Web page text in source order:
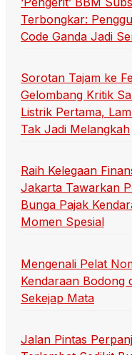
Terbongkar:
Code Ganda Jadi
Sorotan Tajam ke
Gelombang Kritik
Listrik Pertama,
Tak Jadi Melangkah
Raih Kelegaan
Jakarta Tawarkan
Bunga Pajak
Momen Spesial
Mengenali Pelat
Kendaraan Bodong
Sekejap Mata
Jalan Pintas